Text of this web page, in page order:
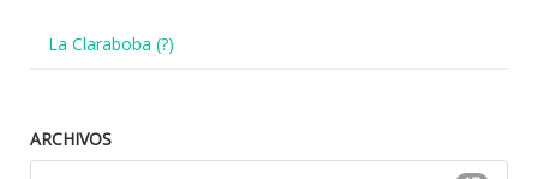
La Claraboba (?)
ARCHIVOS